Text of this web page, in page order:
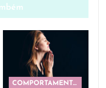
COMPORTAMENTO